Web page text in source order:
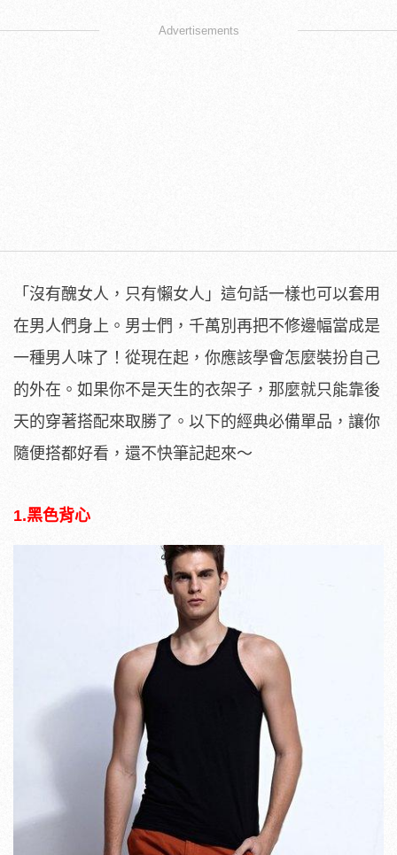
Advertisements
「沒有醜女人，只有懶女人」這句話一樣也可以套用
在男人們身上。男士們，千萬別再把不修邊幅當成是
一種男人味了！從現在起，你應該學會怎麼裝扮自己
的外在。如果你不是天生的衣架子，那麼就只能靠後
天的穿著搭配來取勝了。以下的經典必備單品，讓你
隨便搭都好看，還不快筆記起來～
1.黑色背心